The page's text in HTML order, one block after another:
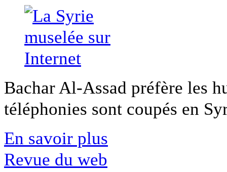
Bachar Al-Assad préfère les
téléphonies sont coupés en
En savoir plus
Revue du web